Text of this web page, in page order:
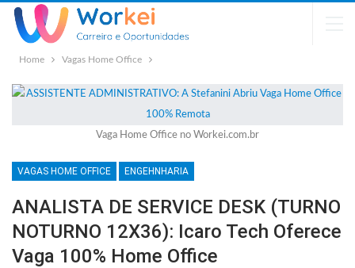
Home Vagas Home Office
Vaga Home Office no Workei.com.br
VAGAS HOME OFFICE ENGEHNHARIA
ANALISTA DE SERVICE DESK (TURNO
NOTURNO 12X36): Icaro Tech Oferece
Vaga 100% Home Office